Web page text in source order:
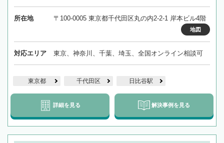
所在地 〒100-0005 東京都千代田区丸の内2-2-1 岸本ビル4階
地図
対応エリア 東京、神奈川、千葉、埼玉、全国オンライン相談可
東京都 千代田区 日比谷駅
詳細を見る 解決事例を見る